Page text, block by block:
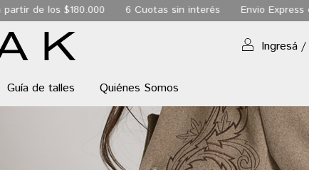
Envio Express de 24 hs a todo CABA Envio gratis a
Ingresá /
Guía de talles Quiénes Somos